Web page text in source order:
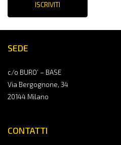
SEDE
c/o BURO’ – BASE
Via Bergognone, 34
20144 Milano
CONTATTI
ISCRIVITI